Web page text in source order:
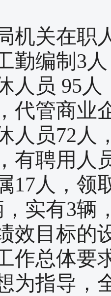
机关在职
勤编制3
人员 95
代管商业
人员72人
有聘用人
17人，领
实有3辆
效目标的
作总体要
为指导，